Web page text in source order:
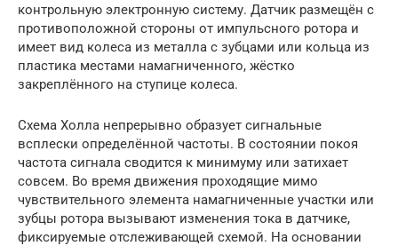
контрольную электронную систему. Датчик размещён с
противоположной стороны от импульсного ротора и
имеет вид колеса из металла с зубцами или кольца из
пластика местами намагниченного, жёстко
закреплённого на ступице колеса.
Схема Холла непрерывно образует сигнальные
всплески определённой частоты. В состоянии покоя
частота сигнала сводится к минимуму или затихает
совсем. Во время движения проходящие мимо
чувствительного элемента намагниченные участки или
зубцы ротора вызывают изменения тока в датчике,
фиксируемые отслеживающей схемой. На основании